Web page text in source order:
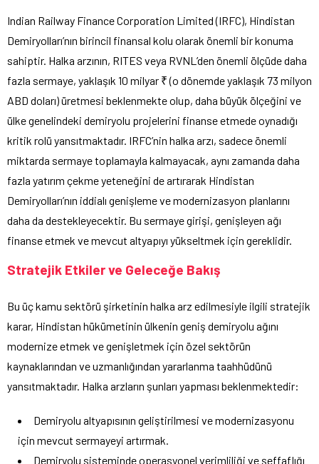
Indian Railway Finance Corporation Limited (IRFC), Hindistan
Demiryolları’nın birincil finansal kolu olarak önemli bir konuma
sahiptir. Halka arzının, RITES veya RVNL’den önemli ölçüde daha
fazla sermaye, yaklaşık 10 milyar ₹ (o dönemde yaklaşık 73 milyon
ABD doları) üretmesi beklenmekte olup, daha büyük ölçeğini ve
ülke genelindeki demiryolu projelerini finanse etmede oynadığı
kritik rolü yansıtmaktadır. IRFC’nin halka arzı, sadece önemli
miktarda sermaye toplamayla kalmayacak, aynı zamanda daha
fazla yatırım çekme yeteneğini de artırarak Hindistan
Demiryolları’nın iddialı genişleme ve modernizasyon planlarını
daha da destekleyecektir. Bu sermaye girişi, genişleyen ağı
finanse etmek ve mevcut altyapıyı yükseltmek için gereklidir.
Stratejik Etkiler ve Geleceğe Bakış
Bu üç kamu sektörü şirketinin halka arz edilmesiyle ilgili stratejik
karar, Hindistan hükümetinin ülkenin geniş demiryolu ağını
modernize etmek ve genişletmek için özel sektörün
kaynaklarından ve uzmanlığından yararlanma taahhüdünü
yansıtmaktadır. Halka arzların şunları yapması beklenmektedir:
Demiryolu altyapısının geliştirilmesi ve modernizasyonu
için mevcut sermayeyi artırmak.
Demiryolu sisteminde operasyonel verimliliği ve şeffaflığı